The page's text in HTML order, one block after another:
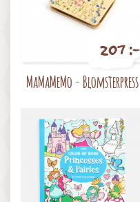
207 :-
MaMaMeMo - Blomsterpress